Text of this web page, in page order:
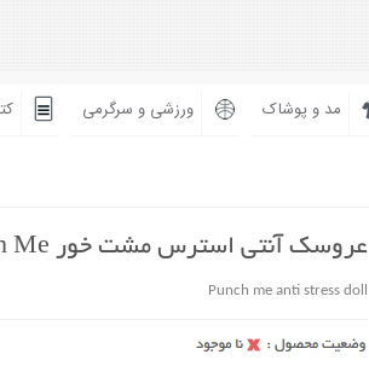
مد و پوشاک ورزشی و سرگرمی
عروسک آنتی استرس مشت خور Punch Me
Punch me anti stress doll